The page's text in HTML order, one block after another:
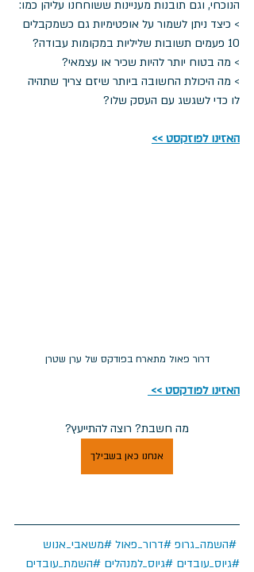
הנוכחי, וגם תובנות מעניינות ששוחחנו עליהן כמו:
> כיצד ניתן לשמור על אופטימיות גם כשמקבלים
10 פעמים תשובות שליליות במקומות עבודה?
> מה בטוח יותר להיות שכיר או עצמאי?
> מה היכולת החשובה ביותר שיזם צריך שתהיה
לו כדי לשגשג עם העסק שלו?
האזינו לפוזקסט >>
דרור פאול מתארח בפודקס של ערן שטרן
האזינו לפודקסט >>
מה חשבת? רוצה להתייעץ?
אנחנו כאן בשבילך
#השמה_גרופ #דרור_פאול #משאבי_אנוש
#גיוס_עובדים #גיוס_למנהלים #השמת_עובדים